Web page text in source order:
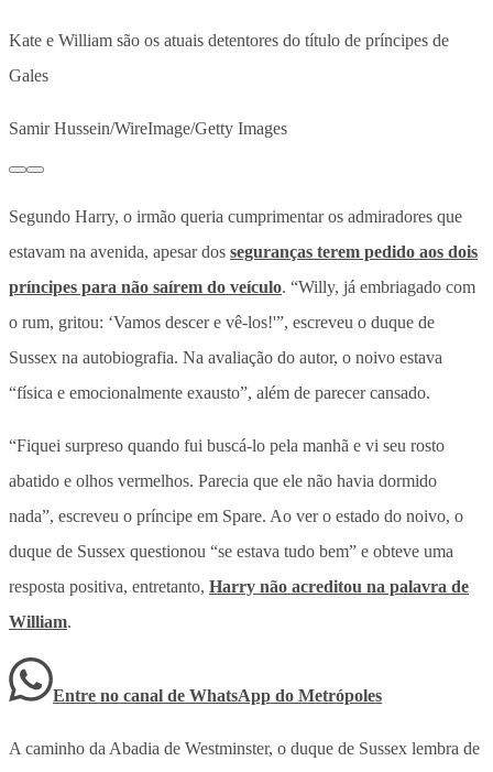
Kate e William são os atuais detentores do título de príncipes de
Gales
Samir Hussein/WireImage/Getty Images
Segundo Harry, o irmão queria cumprimentar os admiradores que
estavam na avenida, apesar dos seguranças terem pedido aos dois
príncipes para não saírem do veículo. “Willy, já embriagado com
o rum, gritou: ‘Vamos descer e vê-los!'”, escreveu o duque de
Sussex na autobiografia. Na avaliação do autor, o noivo estava
“física e emocionalmente exausto”, além de parecer cansado.
“Fiquei surpreso quando fui buscá-lo pela manhã e vi seu rosto
abatido e olhos vermelhos. Parecia que ele não havia dormido
nada”, escreveu o príncipe em Spare. Ao ver o estado do noivo, o
duque de Sussex questionou “se estava tudo bem” e obteve uma
resposta positiva, entretanto, Harry não acreditou na palavra de
William.
Entre no canal de WhatsApp do Metrópoles
A caminho da Abadia de Westminster, o duque de Sussex lembra de